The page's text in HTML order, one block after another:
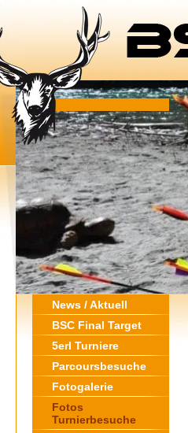
News / Aktuell
BSC Final Target
5erl Turniere
Parcoursbesuche
Fotogalerie
Fotos
Turnierbesuche